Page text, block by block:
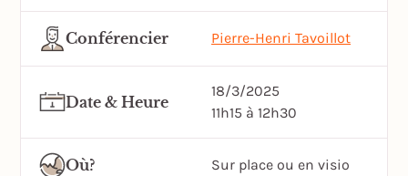
Conférencier Pierre-Henri Tavoillot
Date & Heure
18/3/2025
11h15 à 12h30
Où? Sur place ou en visio